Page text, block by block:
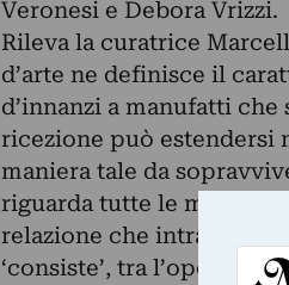
Veronesi e Debora Vrizzi.
Rileva la curatrice
d’arte ne definisce il
d’innanzi a manufatti
ricezione può estendersi
maniera tale da
riguarda tutte le maniere
relazione che intrattiene
‘consiste’, tra l’opera e il